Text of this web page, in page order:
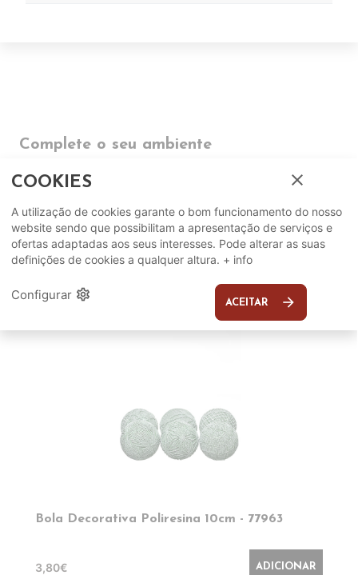
Complete o seu ambiente
COMPLEMENTOS
SUGERIDOS
EM DESTAQUE
Bola Decorativa Poliresina 10cm - 77963
3,80€ ADICIONAR
COOKIES close
A utilização de cookies garante o bom funcionamento do nosso
website sendo que possibilitam a apresentação de serviços e
ofertas adaptadas aos seus interesses. Pode alterar as suas
definições de cookies a qualquer altura. + info
Configurar settings ACEITAR arrow_forward